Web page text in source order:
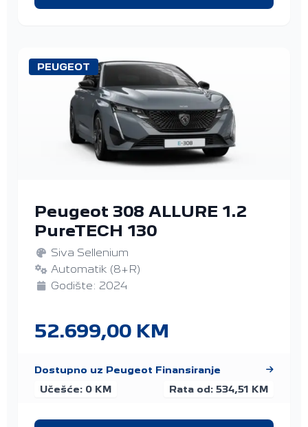
PEUGEOT
Peugeot 308 ALLURE 1.2
PureTECH 130
Siva Sellenium
Automatik (8+R)
Godište: 2024
52.699,00 KM
Dostupno uz Peugeot Finansiranje
Učešće: 0 KM
Rata od: 534,51 KM